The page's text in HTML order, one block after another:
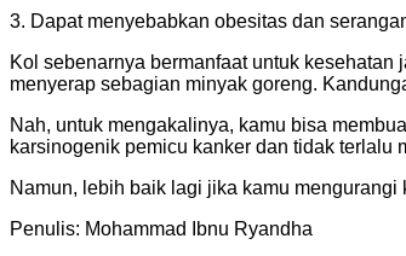
3. Dapat menyebabkan obesitas dan
Kol sebenarnya bermanfaat untuk
menyerap sebagian minyak goreng.
Nah, untuk mengakalinya, kamu bisa
karsinogenik pemicu kanker dan tidak terlalu
Namun, lebih baik lagi jika kamu
Penulis: Mohammad Ibnu Ryandha